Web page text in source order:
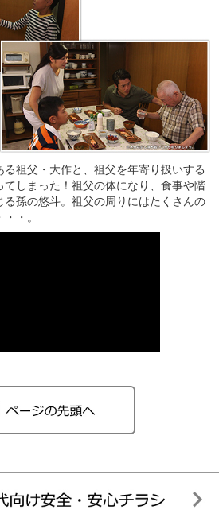
祖父・大作と、祖父を年寄り扱いする
しまった！祖父の体になり、食事や階
孫の悠斗。祖父の周りにはたくさんの
・。